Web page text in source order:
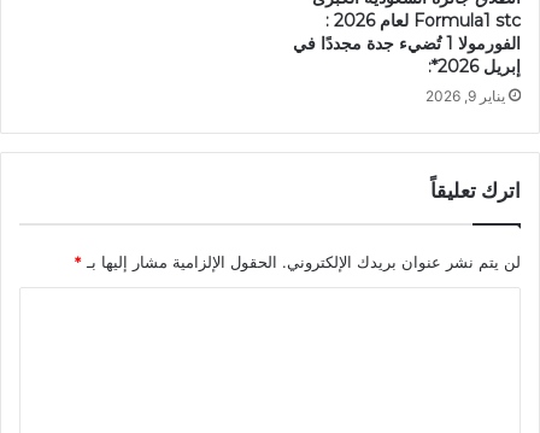
Formula1 stc لعام 2026 :
الفورمولا 1 تُضيء جدة مجددًا في
إبريل 2026*:
يناير 9, 2026
اترك تعليقاً
لن يتم نشر عنوان بريدك الإلكتروني. الحقول الإلزامية مشار إليها بـ *